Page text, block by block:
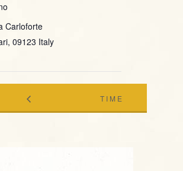
Carloforte
, 09123 Italy
TIME